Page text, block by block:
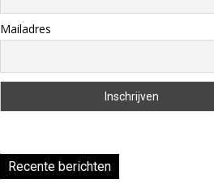
Mailadres
Recente berichten